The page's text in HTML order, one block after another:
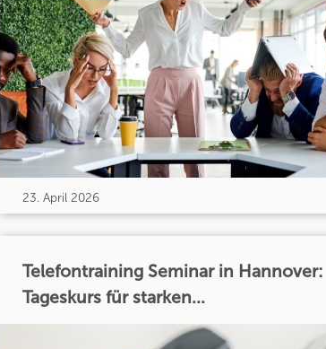
23. April 2026
Telefontraining Seminar in Hannover:
Tageskurs für starken...